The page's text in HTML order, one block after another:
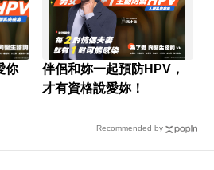
你
伴侶和妳一起預防HPV，
才有資格說愛妳！
Recommended by